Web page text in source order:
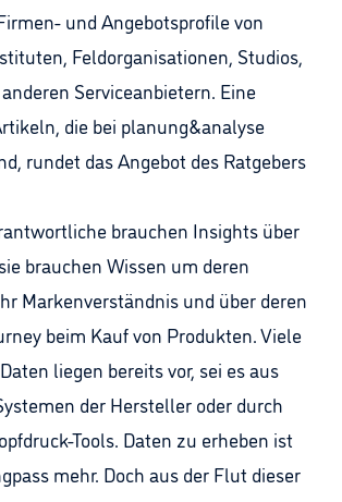
und Angebotsprofile von
Feldorganisationen, Studios,
Serviceanbietern. Eine
die bei planung&analyse
rundet das Angebot des Ratgebers
brauchen Insights über
brauchen Wissen um deren
Markenverständnis und über deren
beim Kauf von Produkten. Viele
liegen bereits vor, sei es aus
der Hersteller oder durch
Tools. Daten zu erheben ist
mehr. Doch aus der Flut dieser